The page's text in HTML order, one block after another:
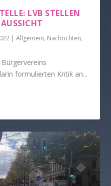
LVB STELLEN E
|Allgemein, Nachrichten,
formulierten Kritik an...